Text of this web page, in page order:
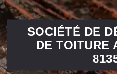
SOCIÉTÉ DE
DE TOITURE